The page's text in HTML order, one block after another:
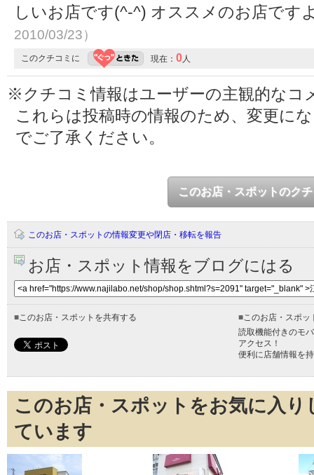
しいお店です(^-^) オススメのお店です
2010/03/23）
このクチコミに 現在： 0人
※クチコミ情報はユーザーの主観的なコ
これらは投稿時の情報のため、変更に
でご了承ください。
このお店・スポットのク
このお店・スポットの情報変更や閉店・移転を報告
お店・スポット情報をブログにはる
■このお店・スポットを共有する ■このお店・スポッ
読取機能付きのモ
アクセス！
便利に店舗情報を
このお店・スポットをお気に入
ています